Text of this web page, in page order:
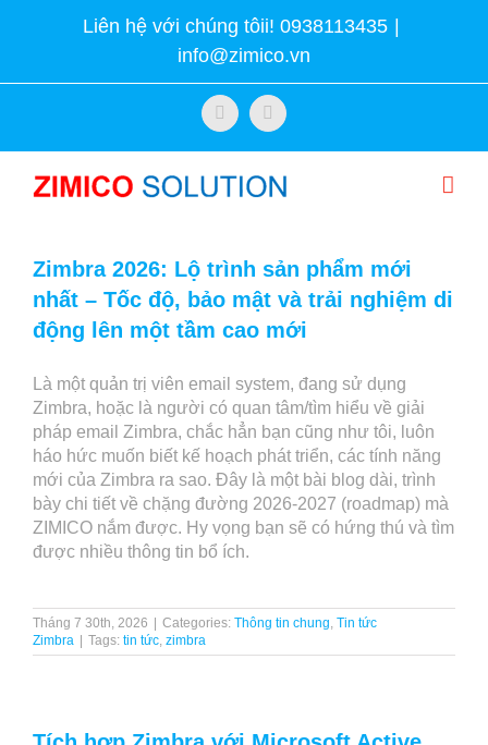
Liên hệ với chúng tôii! 0938113435 |
info@zimico.vn
FacebookTwitter
Zimbra 2026: Lộ trình sản phẩm mới
nhất – Tốc độ, bảo mật và trải nghiệm di
động lên một tầm cao mới
Là một quản trị viên email system, đang sử dụng
Zimbra, hoặc là người có quan tâm/tìm hiểu về giải
pháp email Zimbra, chắc hẳn bạn cũng như tôi, luôn
háo hức muốn biết kế hoạch phát triển, các tính năng
mới của Zimbra ra sao. Đây là một bài blog dài, trình
bày chi tiết về chặng đường 2026-2027 (roadmap) mà
ZIMICO nắm được. Hy vọng bạn sẽ có hứng thú và tìm
được nhiều thông tin bổ ích.
Tháng 7 30th, 2026 | Categories: Thông tin chung Tin tức
Zimbra | Tags: tin tức zimbra